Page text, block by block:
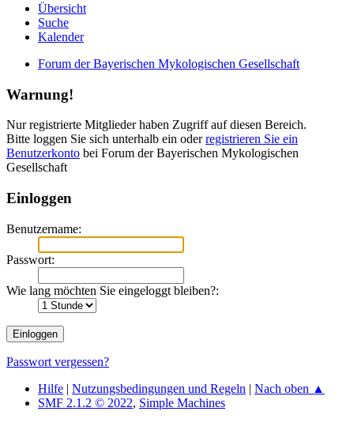
Übersicht
Suche
Kalender
Forum der Bayerischen Mykologischen Gesellschaft
Warnung!
Nur registrierte Mitglieder haben Zugriff auf diesen Bereich.
Bitte loggen Sie sich unterhalb ein oderregistrieren Sie ein
Benutzerkonto bei Forum der Bayerischen Mykologischen
Gesellschaft
Einloggen
Benutzername:
Passwort:
Wie lang möchten Sie eingeloggt bleiben?:
Passwort vergessen?
Hilfe | Nutzungsbedingungen und Regeln | Nach oben ▲
SMF 2.1.2 © 2022, Simple Machines